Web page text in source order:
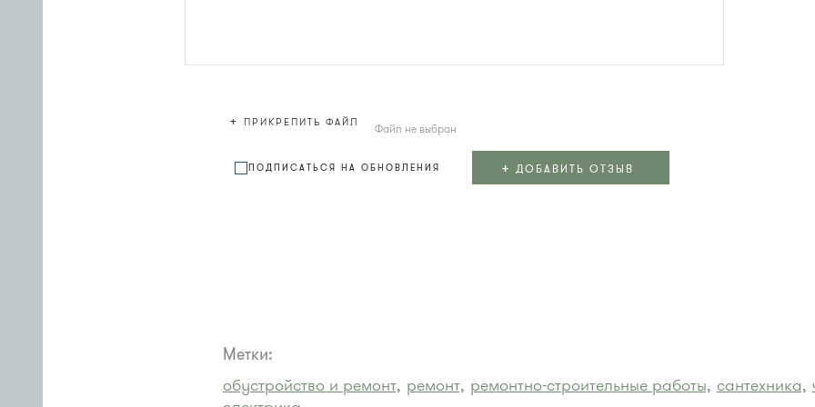
+ ПРИКРЕПИТЬ ФАЙЛ Файл не выбран
ПОДПИСАТЬСЯ НА ОБНОВЛЕНИЯ + ДОБАВИТЬ ОТЗЫВ
Метки:
обустройство и ремонт, ремонт, ремонтно-строительные работы, сантехника,